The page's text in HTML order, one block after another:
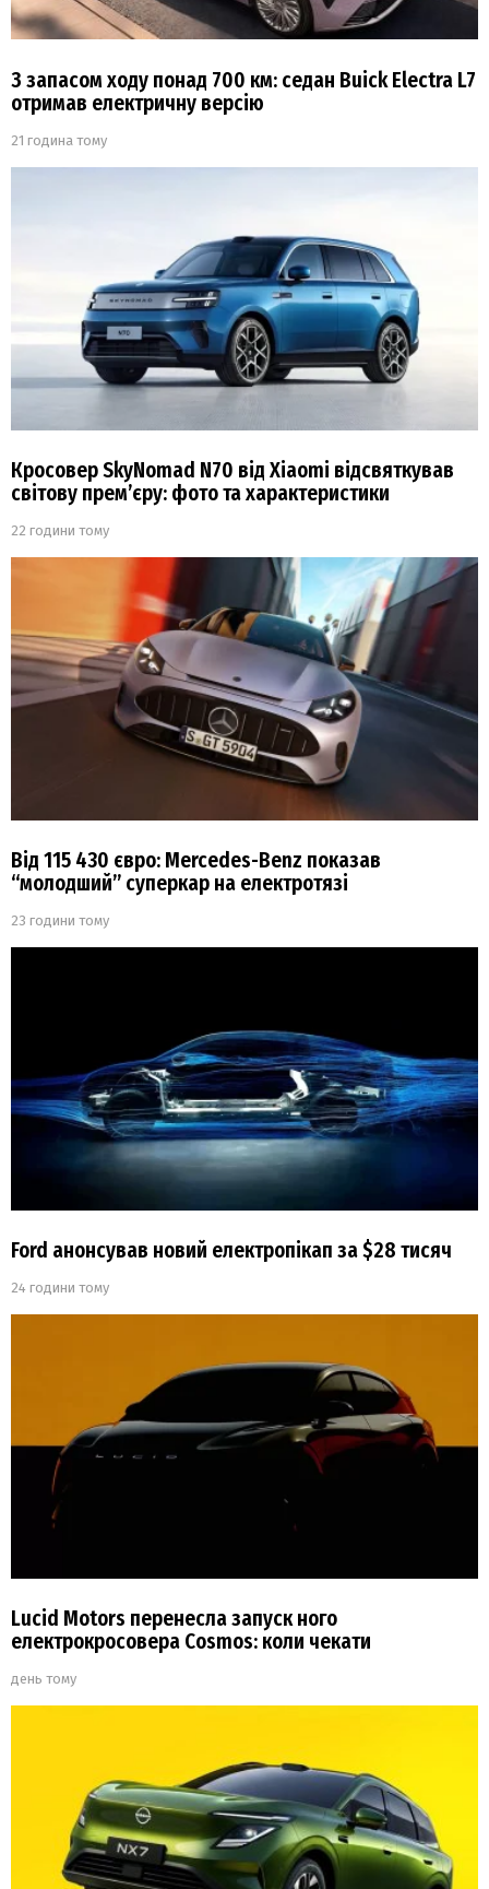
З запасом ходу понад 700 км: седан Buick Electra L7
отримав електричну версію
21 година тому
Кросовер SkyNomad N70 від Xiaomi відсвяткував
світову прем’єру: фото та характеристики
22 години тому
Від 115 430 євро: Mercedes-Benz показав
“молодший” суперкар на електротязі
23 години тому
Ford анонсував новий електропікап за $28 тисяч
24 години тому
Lucid Motors перенесла запуск ного
електрокросовера Cosmos: коли чекати
день тому